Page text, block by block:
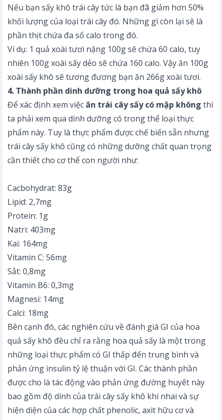
Nếu bạn sấy khô trái cây tức là bạn đã giảm hơn 50%
khối lượng của loại trái cây đó. Những gì còn lại sẽ là
phần thịt chứa đa số calo trong đó.
Ví dụ: 1 quả xoài tươi nặng 100g sẽ chứa 60 calo, tuy
nhiên 100g xoài sấy dẻo sẽ chứa 160 calo. Vậy ăn 100g
xoài sấy khô sẽ tương đương bạn ăn 266g xoài tươi.
4. Thành phần dinh dưỡng trong hoa quả sấy khô
Để xác định xem việcăn trái cây sấy có mập không thì
ta phải xem qua dinh dưỡng có trong thể loại thực
phẩm này. Tuy là thực phẩm được chế biến sẵn nhưng
trái cây sấy khô cũng có những dưỡng chất quan trọng
cần thiết cho cơ thể con người như:
Cacbohydrat: 83g
Lipid: 2,7mg
Protein: 1g
Natri: 403mg
Kai: 164mg
Vitamin C: 56mg
Sắt: 0,8mg
Vitamin B6: 0,3mg
Magnesi: 14mg
Calci: 18mg
Bên cạnh đó, các nghiên cứu về đánh giá GI của hoa
quả sấy khô đều chỉ ra rằng hoa quả sấy là một trong
những loại thực phẩm có GI thấp đến trung bình và
phản ứng insulin tỷ lệ thuận với GI. Các thành phần
được cho là tác động vào phản ứng đường huyết này
bao gồm độ dính của trái cây sấy khô khi nhai và sự
hiện diện của các hợp chất phenolic, axit hữu cơ và